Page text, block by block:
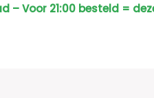
– Voor 21:00 besteld =